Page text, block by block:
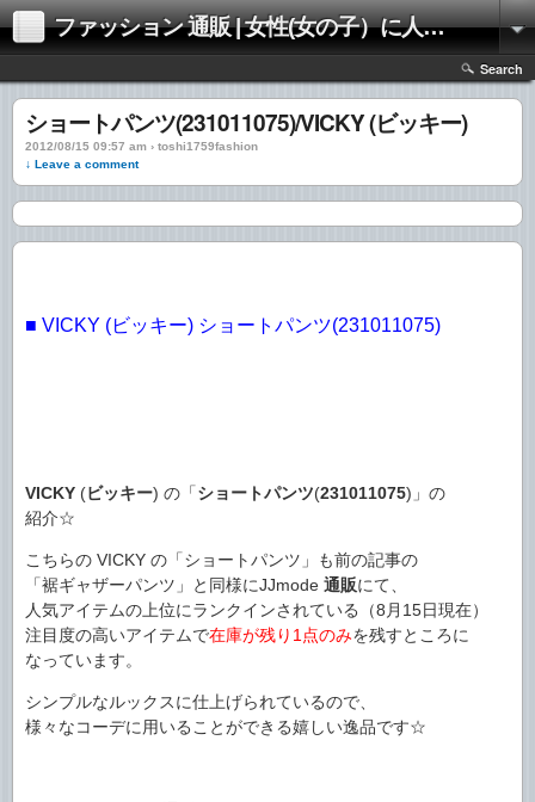
ファッション 通販 | 女性(女の子）に人気のファッションの通販 | 情報
Search
ショートパンツ(231011075)/VICKY (ビッキー)
2012/08/15 09:57 am › toshi1759fashion
↓ Leave a comment
■ VICKY (ビッキー) ショートパンツ(231011075)
VICKY (ビッキー) の「ショートパンツ(231011075)」の
紹介☆
こちらの VICKY の「ショートパンツ」も前の記事の
「裾ギャザーパンツ」と同様にJJmode 通販にて、
人気アイテムの上位にランクインされている（8月15日現在）
注目度の高いアイテムで在庫が残り1点のみを残すところに
なっています。
シンプルなルックスに仕上げられているので、
様々なコーデに用いることができる嬉しい逸品です☆